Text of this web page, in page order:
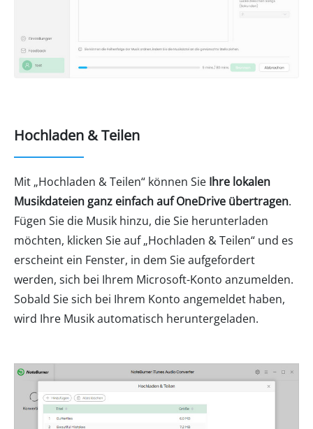
Hochladen & Teilen
Mit „Hochladen & Teilen“ können Sie Ihre lokalen
Musikdateien ganz einfach auf OneDrive übertragen.
Fügen Sie die Musik hinzu, die Sie herunterladen
möchten, klicken Sie auf „Hochladen & Teilen“ und es
erscheint ein Fenster, in dem Sie aufgefordert
werden, sich bei Ihrem Microsoft-Konto anzumelden.
Sobald Sie sich bei Ihrem Konto angemeldet haben,
wird Ihre Musik automatisch heruntergeladen.